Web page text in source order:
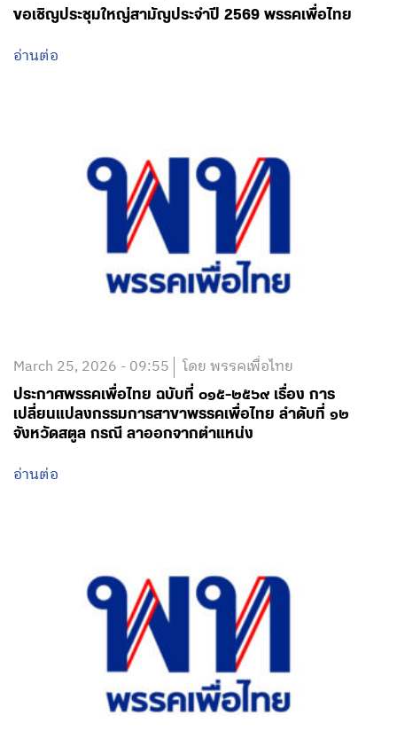
ขอเชิญประชุมใหญ่สามัญประจำปี 2569 พรรคเพื่อไทย
อ่านต่อ
March 25, 2026 - 09:55 โดย พรรคเพื่อไทย
ประกาศพรรคเพื่อไทย ฉบับที่ ๐๑๕-๒๕๖๙ เรื่อง การ
เปลี่ยนแปลงกรรมการสาขาพรรคเพื่อไทย ลำดับที่ ๑๒
จังหวัดสตูล กรณี ลาออกจากตำแหน่ง
อ่านต่อ